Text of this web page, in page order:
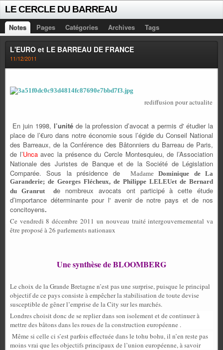
LE CERCLE DU BARREAU
Notes Pages Catégories Archives Tags
L'EURO et LE BARREAU DE FRANCE
11/12/2011
rediffusion pour actualite
En juin 1998, l’unitéde la profession d’avocat a permis d' étudier la
place de l’€uro dans notre économie sous l’égide du Conseil National
des Barreaux, de la Conférence des Bâtonniers du Barreau de Paris,
de l’Uncaavec la présence du Cercle Montesquieu, de l’Association
Nationale des Juristes de Banque et de la Société de Législation
Comparée. Sous la présidence de
MadameDominique de La
Garanderie; de Georges Flécheux, de Philippe LELEUet de Bernard
du Granrut de nombreux avocats ont participé à cette étude
d’importance déterminante pour l' avenir de notre pays et de nos
concitoyens.
Ce vendredi 8 décembre 2011 un nouveau traité intergouvernemental va
être proposé à 26 parlements nationaux
Une synthèse de BLOOMBERG
Le choix de la Grande Bretagne n’est pas une surprise, puisque le principal
objectif de ce pays consiste à empêcher la stabilisation de toute devise
susceptible de gêner l’emprise de la City sur les marchés.
Londres choisit donc de se replier dans son isolement et de continuer à
mettre des bâtons dans les roues de la construction européenne .
Même si celle ci s’est parfois effectuée dans le tohu bohu, il n’en reste pas
moins vrai que les objectifs principaux de l’union européenne, à savoir